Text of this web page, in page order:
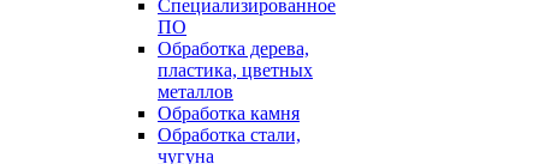
Специализированное
ПО
Обработка дерева,
пластика, цветных
металлов
Обработка камня
Обработка стали,
чугуна